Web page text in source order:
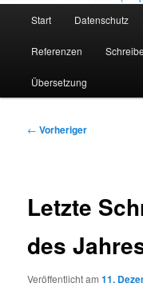
Start Datenschutz
Referenzen
Übersetzung
Beitragsnavigation
← Vorheriger
Letzte
des
Veröffentlicht am11.